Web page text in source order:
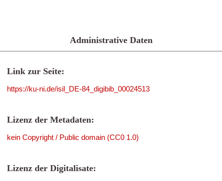
Administrative Daten
Link zur Seite:
https://ku-ni.de/isil_DE-84_digibib_00024513
Lizenz der Metadaten:
kein Copyright / Public domain (CC0 1.0)
Lizenz der Digitalisate: